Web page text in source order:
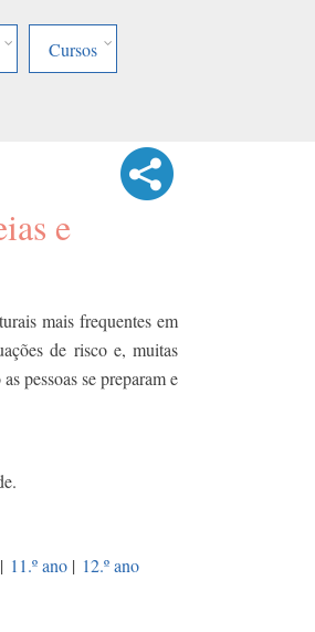
Cursos
e
mais frequentes em
de risco e, muitas
pessoas se preparam e
| 11.º ano | 12.º ano